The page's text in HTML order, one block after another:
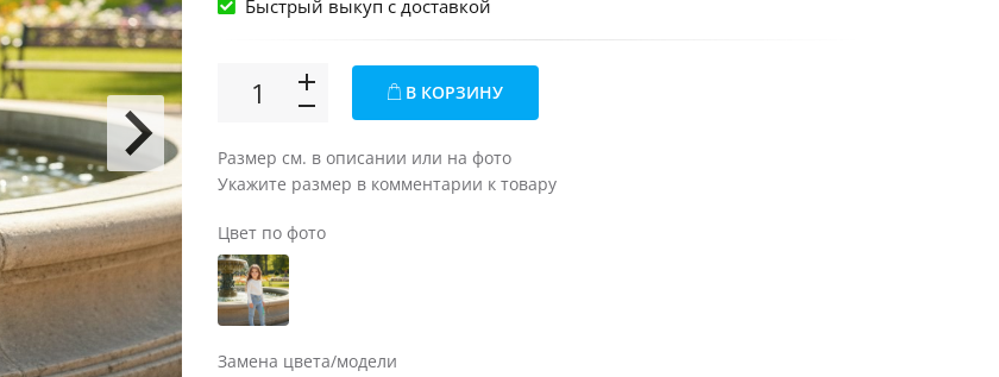
Быстрый выкуп c доставкой
В КОРЗИНУ
Размер см. в описании или на фото
Укажите размер в комментарии к товару
Цвет по фото
Замена цвета/модели